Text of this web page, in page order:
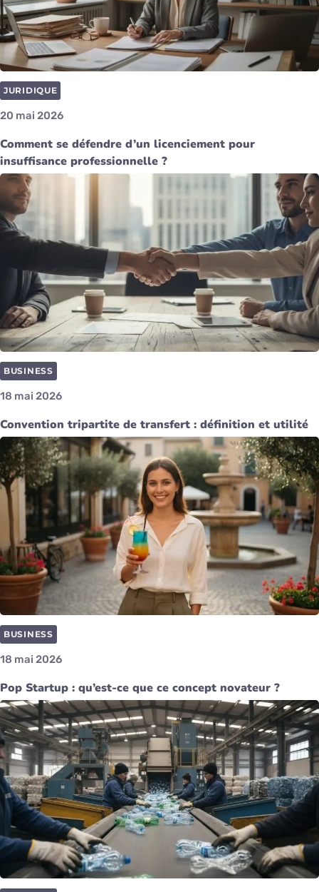
JURIDIQUE
20 mai 2026
Comment se défendre d’un licenciement pour
insuffisance professionnelle ?
BUSINESS
18 mai 2026
Convention tripartite de transfert : définition et utilité
BUSINESS
18 mai 2026
Pop Startup : qu’est-ce que ce concept novateur ?